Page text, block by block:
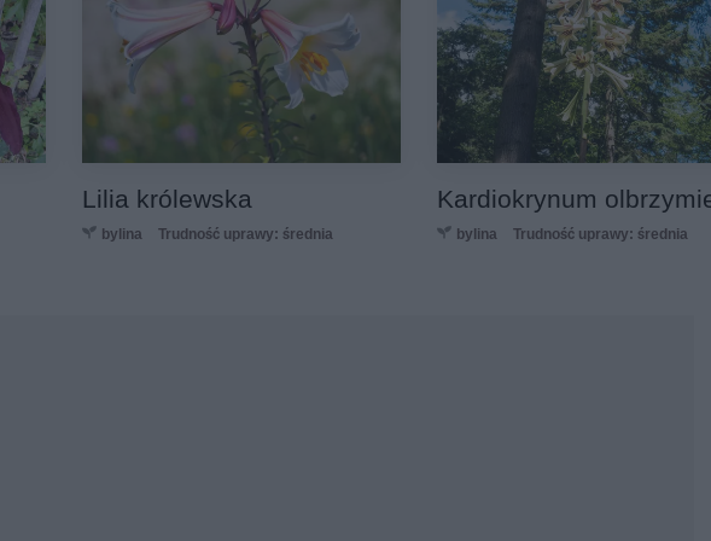
Lilia królewska
bylina Trudność uprawy: średnia
Kardiokrynum
bylina Trudność uprawy: średnia